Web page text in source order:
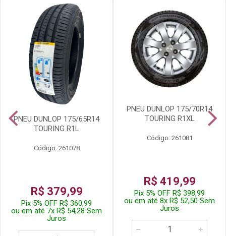
PNEU DUNLOP 175/65R14
TOURING R1L
Código: 261078
R$ 379,99
Pix 5% OFF R$ 360,99
ou em até 7x R$ 54,28 Sem
Juros
PNEU DUNLOP 175/70R14
TOURING R1XL
Código: 261081
R$ 419,99
Pix 5% OFF R$ 398,99
ou em até 8x R$ 52,50 Sem
Juros